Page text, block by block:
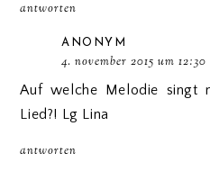
antworten
ANONYM
4. november 2015 um 12:30
Auf welche Melodie singt
Lied?! Lg Lina
antworten